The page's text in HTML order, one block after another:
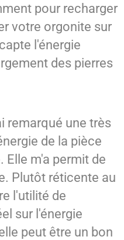
pour recharger
votre orgonite sur
l'énergie
des pierres
remarqué une très
de la pièce
Elle m'a permit de
Plutôt réticente au
l'utilité de
sur l'énergie
peut être un bon